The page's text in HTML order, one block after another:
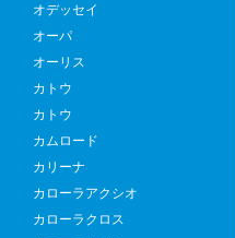
オデッセイ
オーパ
オーリス
カトウ
カトウ
カムロード
カリーナ
カローラアクシオ
カローラクロス